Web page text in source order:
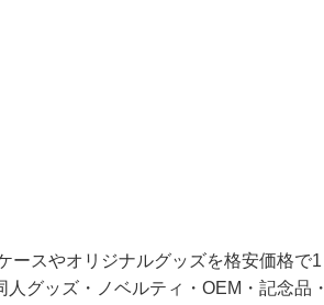
ースやオリジナルグッズを格安価格で1
グッズ・ノベルティ・OEM・記念品・